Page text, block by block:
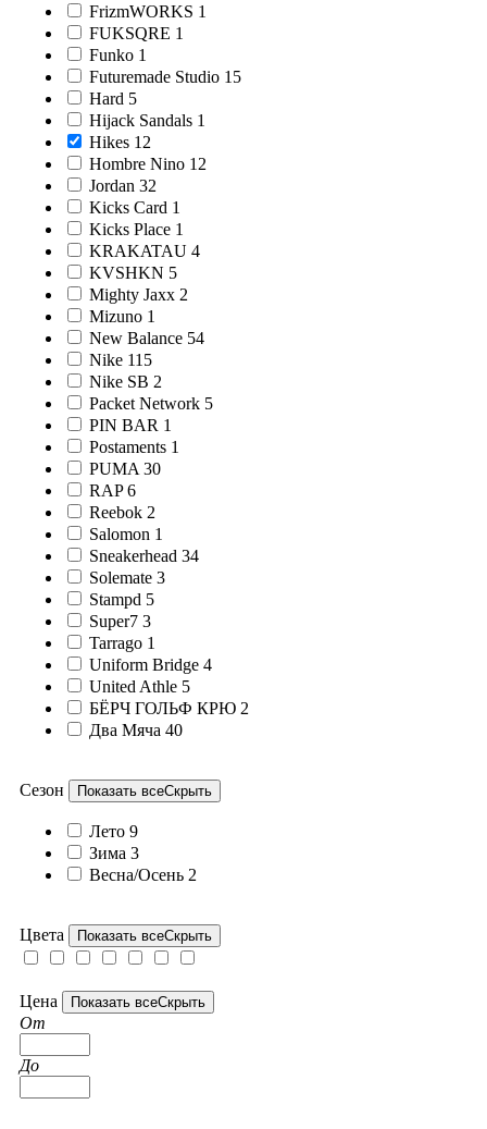
FrizmWORKS 1
FUKSQRE 1
Funko 1
Futuremade Studio 15
Hard 5
Hijack Sandals 1
Hikes 12
Hombre Nino 12
Jordan 32
Kicks Card 1
Kicks Place 1
KRAKATAU 4
KVSHKN 5
Mighty Jaxx 2
Mizuno 1
New Balance 54
Nike 115
Nike SB 2
Packet Network 5
PIN BAR 1
Postaments 1
PUMA 30
RAP 6
Reebok 2
Salomon 1
Sneakerhead 34
Solemate 3
Stampd 5
Super7 3
Tarrago 1
Uniform Bridge 4
United Athle 5
БЁРЧ ГОЛЬФ КРЮ 2
Два Мяча 40
Сезон Показать всеСкрыть
Лето 9
Зима 3
Весна/Осень 2
Цвета Показать всеСкрыть
Цена Показать всеСкрыть
От
До